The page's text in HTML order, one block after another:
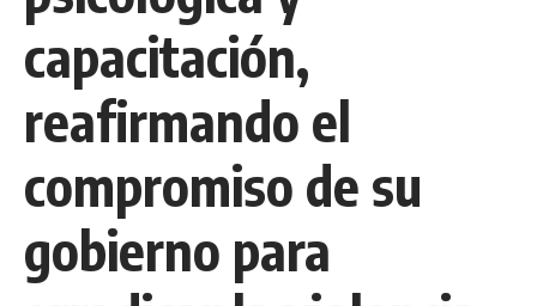
capacitación,
reafirmando el
compromiso de su
gobierno para